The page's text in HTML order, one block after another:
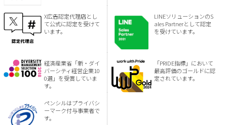
X広告認定代理店とし
て公式に認定を受けて
います。
LINEソリューションのS
ales Partnerとして認定
を受けています。
経済産業省「新・ダイ
バーシティ経営企業10
0選」を受賞していま
す。
「PRIDE指標」において
最高評価のゴールドに認
定されています。
ペンシルはプライバシ
ーマーク付与事業者で
す。